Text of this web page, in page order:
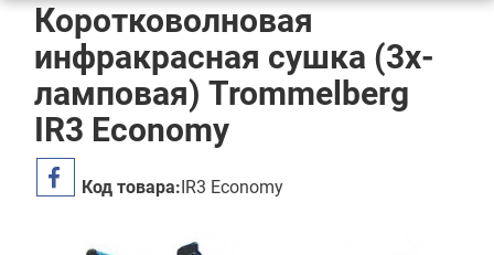
Коротковолновая
инфракрасная сушка (3х-
ламповая) Trommelberg
IR3 Economy
Код товара:IR3 Economy